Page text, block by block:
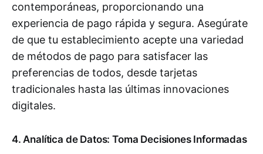
contemporáneas, proporcionando una
experiencia de pago rápida y segura. Asegúrate
de que tu establecimiento acepte una variedad
de métodos de pago para satisfacer las
preferencias de todos, desde tarjetas
tradicionales hasta las últimas innovaciones
digitales.
4. Analítica de Datos: Toma Decisiones Informadas